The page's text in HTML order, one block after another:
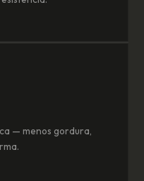
— menos gordura,